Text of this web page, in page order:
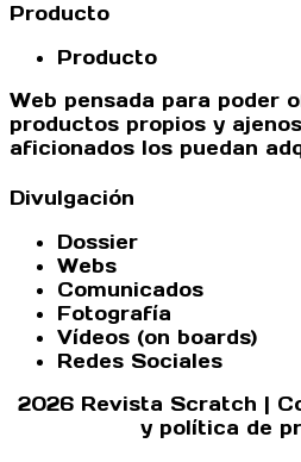
Producto
Producto
Web pensada para poder
productos propios y
aficionados los puedan
Divulgación
Dossier
Webs
Comunicados
Fotografía
Vídeos (on boards)
Redes Sociales
2026 Revista Scratch |
y política de